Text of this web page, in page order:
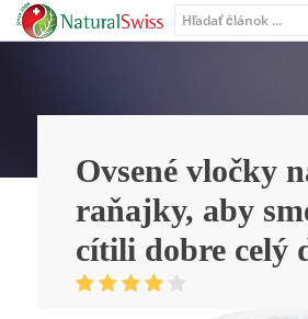
Ovsené vločky
raňajky, aby
cítili dobre celý